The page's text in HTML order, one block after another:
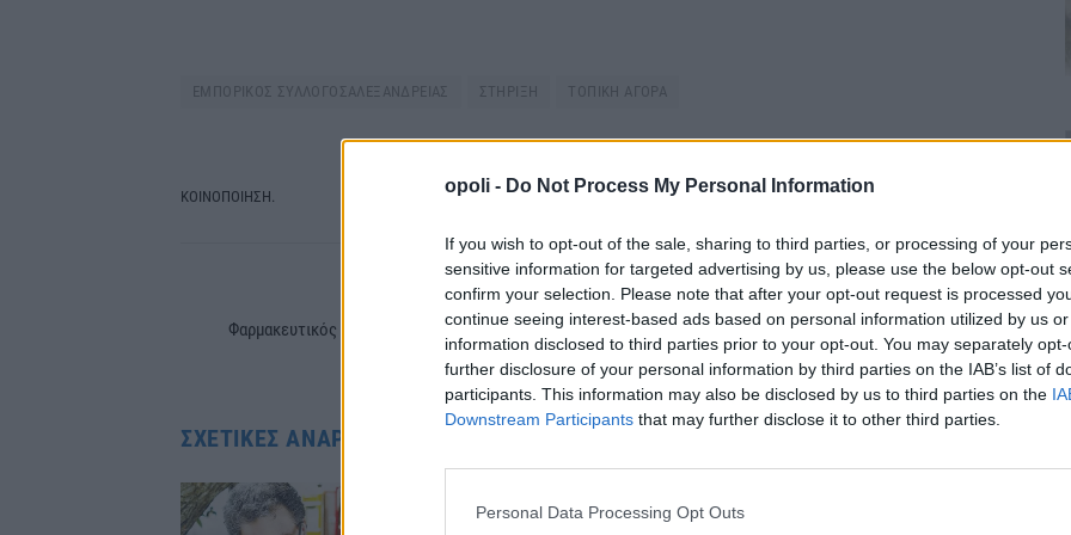
opoli - Do Not Process My Personal Information
If you wish to opt-out of the sale, sharing to third parties, or processing of your
sensitive information for targeted advertising by us, please use the below opt-out
confirm your selection. Please note that after your opt-out request is processed
continue seeing interest-based ads based on personal information utilized by us
information disclosed to third parties prior to your opt-out. You may separately
further disclosure of your personal information by third parties on the IAB’s list of
participants. This information may also be disclosed by us to third parties on the
Downstream Participants that may further disclose it to other third parties.
Personal Data Processing Opt Outs
ΕΜΠΟΡΙΚΟΣ ΣΥΛΛΟΓΟΣΑΛΕΞΑΝΔΡΕΙΑΣ ΣΤΗΡΙΞΗ ΤΟΠΙΚΗ ΑΓΟΡΑ
ΚΟΙΝΟΠΟΙΗΣΗ.
PREVIOUS ARTICLE
Φαρμακευτικός Σύλλογος Ημαθίας : Αργία Μ.
Παρασκευής
NEXT ARTICLE
Ευχές για Καλό Πάσχα από το Δήμαρχο
Αλεξάνδρειας Παναγιώτη Γκυρίνη
ΣΧΕΤΙΚΈΣ ΑΝΑΡΤΉΣΕΙΣ